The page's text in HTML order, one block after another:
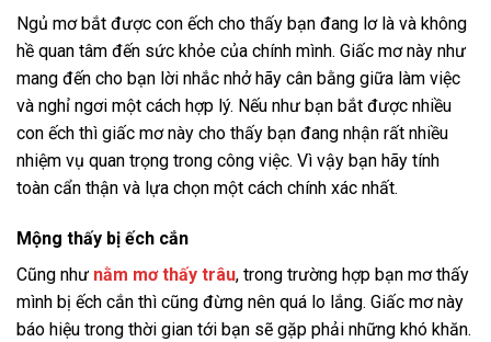
Ngủ mơ bắt được con ếch cho thấy bạn đang lơ là và không
hề quan tâm đến sức khỏe của chính mình. Giấc mơ này như
mang đến cho bạn lời nhắc nhở hãy cân bằng giữa làm việc
và nghỉ ngơi một cách hợp lý. Nếu như bạn bắt được nhiều
con ếch thì giấc mơ này cho thấy bạn đang nhận rất nhiều
nhiệm vụ quan trọng trong công việc. Vì vậy bạn hãy tính
toàn cẩn thận và lựa chọn một cách chính xác nhất.
Mộng thấy bị ếch cắn
Cũng như nằm mơ thấy trâu, trong trường hợp bạn mơ thấy
mình bị ếch cắn thì cũng đừng nên quá lo lắng. Giấc mơ này
báo hiệu trong thời gian tới bạn sẽ gặp phải những khó khăn.